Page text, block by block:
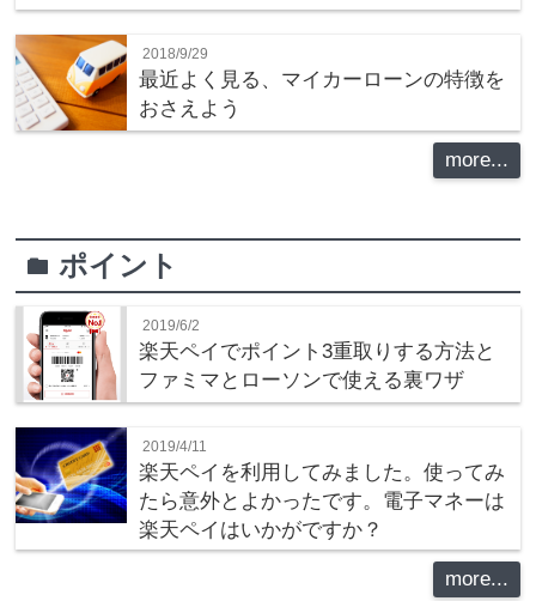
2018/9/29
最近よく見る、マイカーローンの特徴を
おさえよう
more...
folderポイント
2019/6/2
楽天ペイでポイント3重取りする方法と
ファミマとローソンで使える裏ワザ
2019/4/11
楽天ペイを利用してみました。使ってみ
たら意外とよかったです。電子マネーは
楽天ペイはいかがですか？
more...